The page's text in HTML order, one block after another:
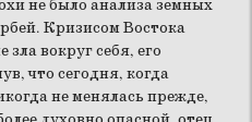
не было анализа земных
Кризисом Востока
вокруг себя, его
что сегодня, когда
не менялась прежде,